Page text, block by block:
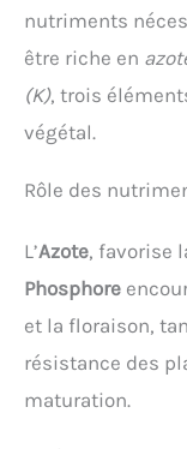
nutriments
être riche en
(K), trois
végétal.
Rôle des
L’Azote, favorise
Phosphore
et la floraison,
résistance des
maturation.